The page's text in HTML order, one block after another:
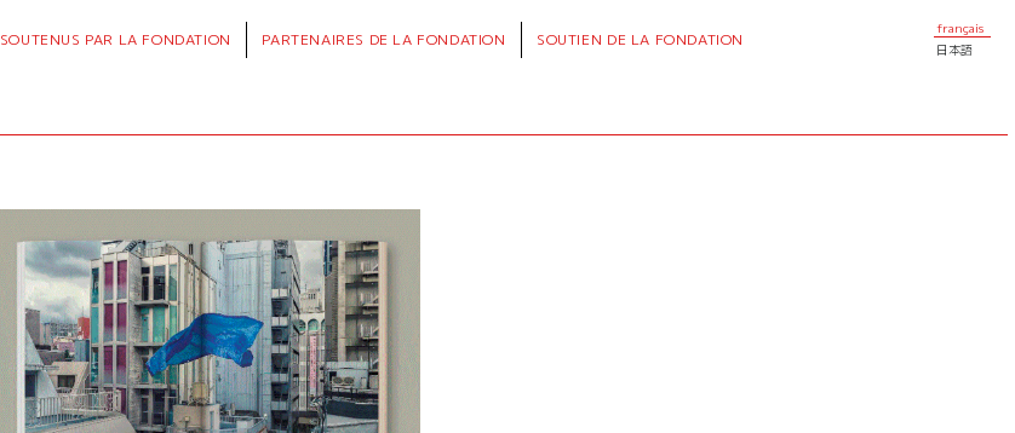
SOUTENUS PAR LA FONDATION PARTENAIRES DE LA FONDATION SOUTIEN DE LA FONDATION
français
日本語